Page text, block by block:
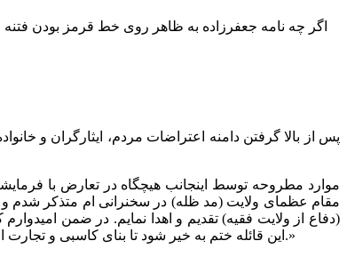
اگر چه نامه جعفرزاده به ظاهر روی خط قرمز بودن فتنه
(دفاع از ولایت فقیه) تقدیم و اهدا نمایم. در ضمن
این قائله ختم به خیر شود تا بنای کاسبی و تجارت از فتنه و فتنه گری جمع شده و کشور بتواند در کمال آرامش به راه اصلی خود که همانا توسعه و پیشرفت می باشد در زیر چتر رهبری ادامه مسیر دهد.»